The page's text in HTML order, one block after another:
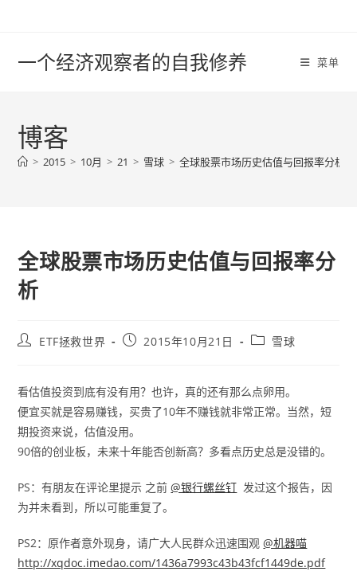
一个经济观察者的自我修养 菜单
博客
> 2015 > 10月 > 21 > 雪球 > 全球股票市场历史估值与回报率分析
全球股票市场历史估值与回报率分
析
PostETF拯救世界
Post2015年10月21日
Post雪球
看估值投资到底有没有用？也许，真的还有那么点卵用。
便宜买就是容易赚钱，买贵了10年不赚钱就非常正常。当然，短
期投资来说，估值没用。
90倍的创业板，未来十年能否创新高？多看点历史总是没错的。
PS：有朋友在评论里提示 之前@银行螺丝钉 发过这个报告，因
为并未看到，所以可能重复了。
PS2：原作者意外现身，请广大人民群众迅速围观@机器喵
http://xqdoc.imedao.com/1436a7993c43b43fcf1449de.pdf